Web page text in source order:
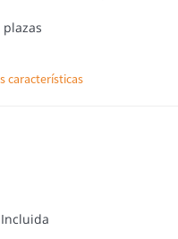
plazas
características